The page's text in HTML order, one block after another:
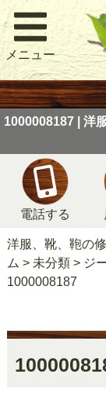
メニュー
1000008187 | 洋
電話する
洋服、靴、鞄の
ム > 未分類> ジ
1000008187